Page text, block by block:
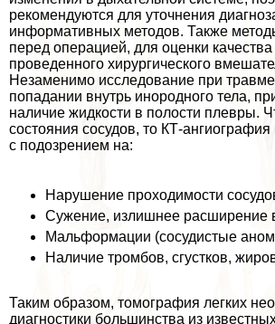
рекомендуются для уточнения
информативных методов. Также
перед операцией, для оценки
проведенного хирургического
Незаменимо исследование при травме
попадании внутрь инородного тела,
наличие жидкости в полости плевры.
состояния сосудов, то КТ-
с подозрением на:
Нарушение проходимости
Сужение, излишнее расширение
Мальформации (сосудистые
Наличие тромбов, сгустков,
Таким образом, томография легких
диагностики большинства из